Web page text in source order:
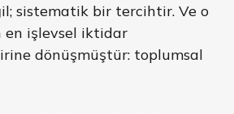
sistematik bir tercihtir. Ve o
en işlevsel iktidar
dönüşmüştür: toplumsal